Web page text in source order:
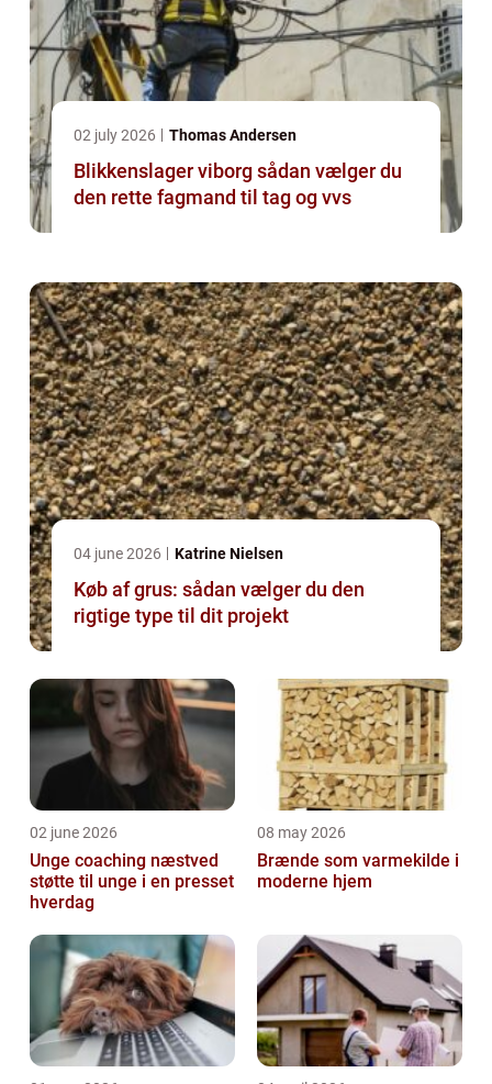
02 july 2026 Thomas Andersen
Blikkenslager viborg sådan vælger du
den rette fagmand til tag og vvs
04 june 2026 Katrine Nielsen
Køb af grus: sådan vælger du den
rigtige type til dit projekt
02 june 2026
Unge coaching næstved
støtte til unge i en presset
hverdag
08 may 2026
Brænde som varmekilde i
moderne hjem